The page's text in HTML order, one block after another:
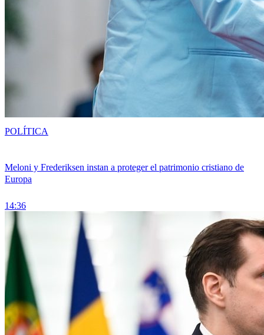
Meloni y Frederiksen instan a proteger el patrimonio cristiano de
Europa
14:36
POLÍTICA